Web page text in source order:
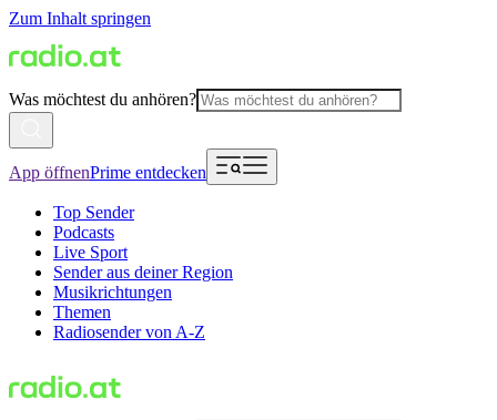
Zum Inhalt springen
Was möchtest du anhören?
App öffnenPrime entdecken
Top Sender
Podcasts
Live Sport
Sender aus deiner Region
Musikrichtungen
Themen
Radiosender von A-Z